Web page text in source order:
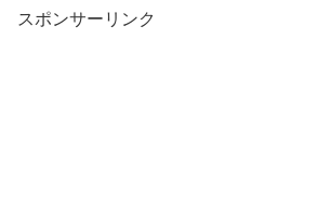
スポンサーリンク